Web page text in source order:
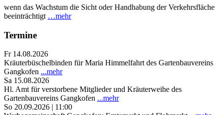
wenn das Wachstum die Sicht oder Handhabung der Verkehrsfläche
beeinträchtigt …mehr
Termine
Fr 14.08.2026
Kräuterbüschelbinden für Maria Himmelfahrt des Gartenbauvereins
Gangkofen ...mehr
Sa 15.08.2026
Hl. Amt für verstorbene Mitglieder und Kräuterweihe des
Gartenbauvereins Gangkofen ...mehr
So 20.09.2026 | 11:00